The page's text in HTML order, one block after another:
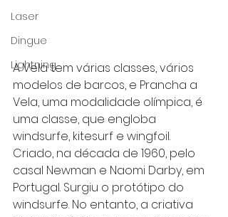
Laser
Dingue
Lightning
A Vela tem várias classes, vários
modelos de barcos, e Prancha a
Vela, uma modalidade olímpica, é
uma classe, que engloba
windsurfe, kitesurf e wingfoil.
Criado, na década de 1960, pelo
casal Newman e Naomi Darby, em
Portugal. Surgiu o protótipo do
windsurfe. No entanto, a criativa